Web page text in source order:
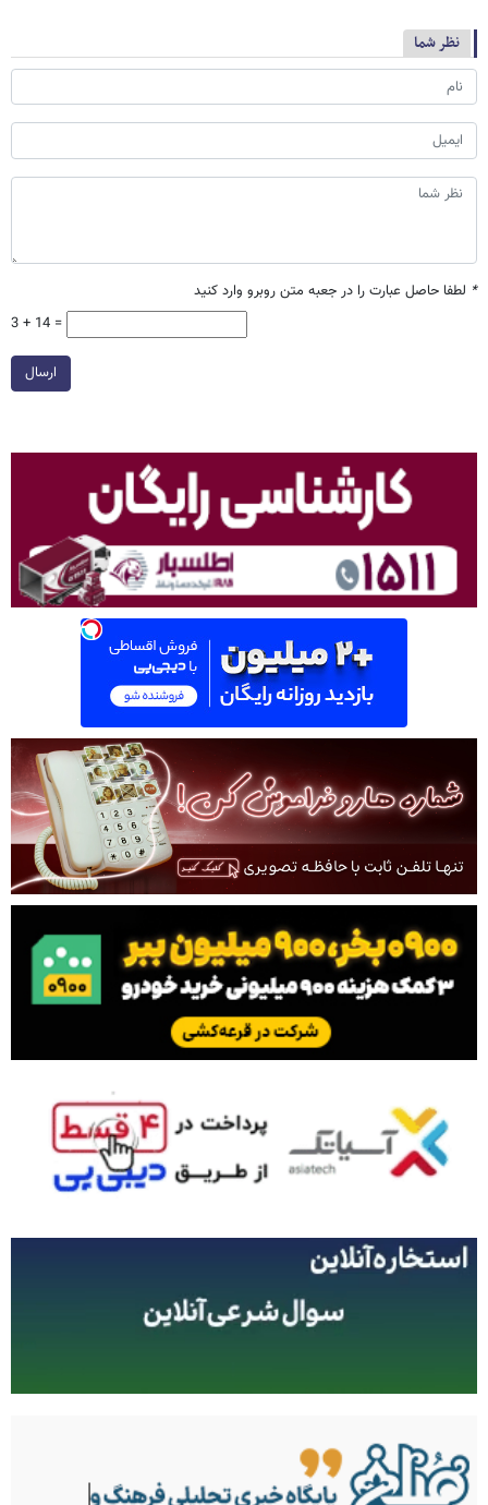
نظر شما
* لطفا حاصل عبارت را در جعبه متن روبرو وارد کنید
3 + 14 =
ارسال